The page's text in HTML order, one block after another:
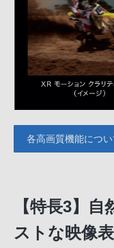
各高画質機能につ
【特長3】
ストな映像